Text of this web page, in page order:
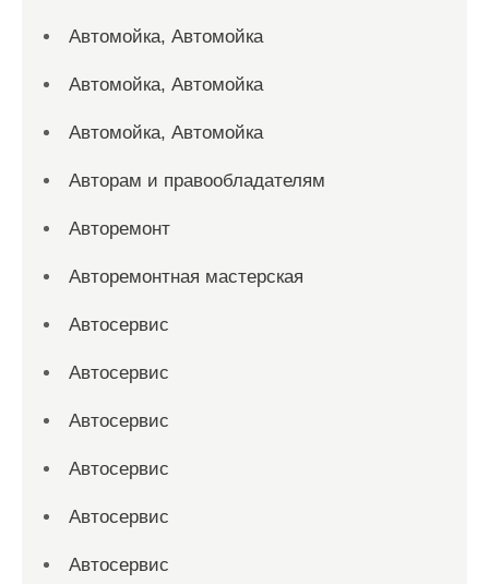
Автомойка, Автомойка
Автомойка, Автомойка
Автомойка, Автомойка
Авторам и правообладателям
Авторемонт
Авторемонтная мастерская
Автосервис
Автосервис
Автосервис
Автосервис
Автосервис
Автосервис